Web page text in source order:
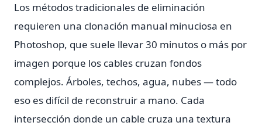
Los métodos tradicionales de eliminación
requieren una clonación manual minuciosa en
Photoshop, que suele llevar 30 minutos o más por
imagen porque los cables cruzan fondos
complejos. Árboles, techos, agua, nubes — todo
eso es difícil de reconstruir a mano. Cada
intersección donde un cable cruza una textura